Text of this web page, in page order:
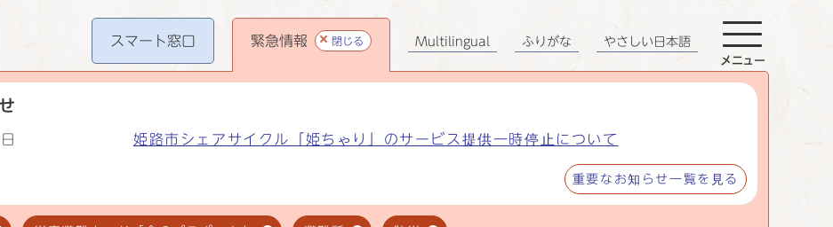
スマート窓口 緊急情報 閉じる
姫路市シェアサイクル「姫ちゃり」のサービス提供一時停止について
重要なお知らせ一覧を見る
Multilingual ふりがな やさしい日本語
メニュー